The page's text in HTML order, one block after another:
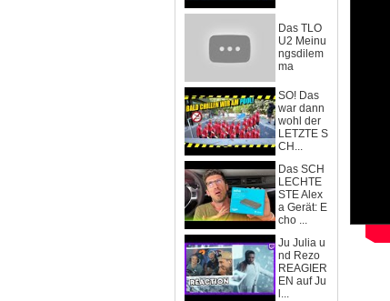
Das TLO
U2 Meinu
ngsdilem
ma
SO! Das
war dann
wohl der
LETZTE S
CH...
Das SCH
LECHTE
STE Alex
a Gerät: E
cho ...
Ju Julia u
nd Rezo
REAGIER
EN auf Ju
l...